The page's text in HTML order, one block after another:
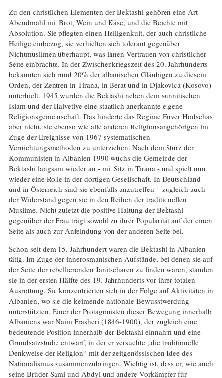
Zu den christlichen Elementen der Bektashi gehören eine Art
Abendmahl mit Brot, Wein und Käse, und die Beichte mit
Absolution. Sie pflegten einen Heiligenkult, der auch christliche
Heilige einbezog, sie verhielten sich tolerant gegenüber
Nichtmuslimen überhaupt, was ihnen Vertrauen von christlicher
Seite einbrachte. In der Zwischenkriegszeit des 20. Jahrhunderts
bekannten sich rund 20% der albanischen Gläubigen zu diesem
Orden, der Zentren in Tirana, in Berat und in Djakovica (Kosovo)
unterhielt. 1945 wurden die Bektashi neben dem sunnitischen
Islam und der Halvetiye eine staatlich anerkannte eigene
Religionsgemeinschaft. Das hinderte das Regime Enver Hodschas
aber nicht, sie ebenso wie alle anderen Religionsangehörigen im
Zuge der Ereignisse von 1967 systematischen
Vernichtungsmethoden zu unterziehen. Nach dem Sturz der
Kommunisten in Albanien 1990 wuchs die Gemeinde der
Bektashi langsam wieder an - mit Sitz in Tirana - und spielt nun
wieder eine Rolle in der dortigen Gesellschaft. In Deutschland
und in Österreich sind sie ebenfalls anzutreffen – zugleich auch
der Widerstand gegen sie in den Reihen der traditionellen
Muslime. Nicht zuletzt die positive Haltung der Bektashi
gegenüber der Frau trägt sowohl zu ihrer Popularität auf der einen
Seite als auch zur Anfeindung von der anderen Seite bei.
Schon seit dem 15. Jahrhundert waren die Bektashi in Albanien
tätig. Im Zuge der innerosmanischen Aufstände, bei denen sie auf
der Seite der rebellierenden Janitscharen zu finden waren, standen
sie in der ersten Hälfte des 19. Jahrhunderts vor ihrer totalen
Ausrottung. Sie konzentrierten sich in der Folge auf Aktivitäten in
Albanien, wo sie die keimende nationale Bewusstwerdung
unterstützten. Einer der Protagonisten dieser Bewegung innerhalb
Albaniens war Naim Frasheri (1846-1900), der zugleich eine
bedeutende Position innerhalb der Bektashi einnahm und eine
Grundsatzstudie entwarf, in der er versuchte „die traditionelle
Denkweise der Religion“ mit der zeitgenössischen Idee des
Nationalismus zusammenzubringen. Wichtig ist, dass er, wie auch
seine Brüder Sami und Abdyl und andere Vorkämpfer für